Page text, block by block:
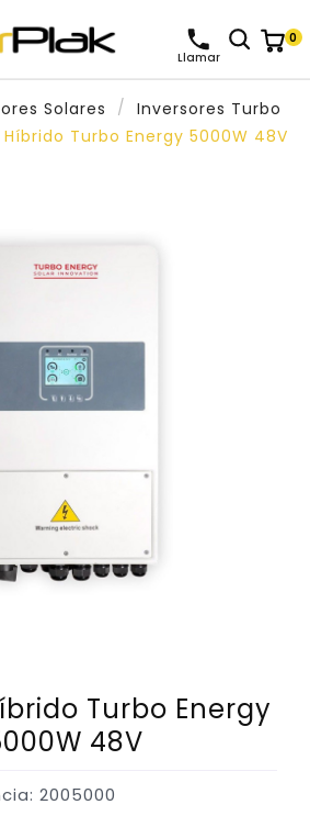
Llamar
0
Solares
Inversores Turbo
Turbo Energy 5000W 48V
Turbo Energy
48V
2005000